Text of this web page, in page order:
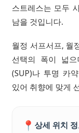
스트레스는 모두
남을 것입니다.
월정 서프서프, 월
선택의 폭이 넓
(SUP)나 투명 카
있어 취향에 맞게
📍 상세 위치